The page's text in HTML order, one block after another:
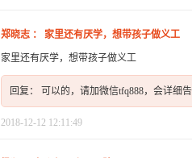
郑晓志 ： 家里还有厌学，想带孩子做义工
家里还有厌学，想带孩子做义工
回复： 可以的，请加微信tfq888，会详细
2018-12-12 12:11:49